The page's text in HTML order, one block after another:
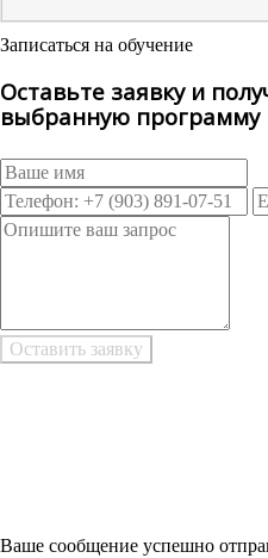
Записаться на обучение
Оставьте заявку и
выбранную программу
Ваше сообщение успешно